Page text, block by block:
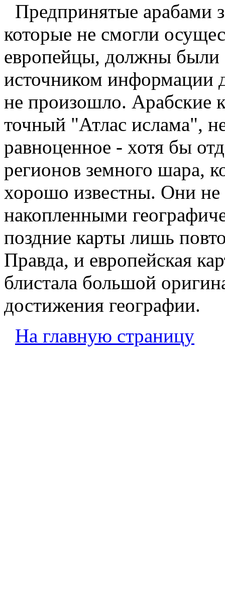
Предпринятые арабами
которые не смогли
европейцы, должны
источником информации
не произошло. Арабские
точный "Атлас ислама",
равноценное - хотя бы
регионов земного шара,
хорошо известны. Они не
накопленными
поздние карты лишь
Правда, и европейская
блистала большой
достижения географии.
На главную страницу